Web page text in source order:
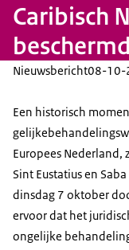
Caribisch
Nieuwsbericht08-10-
Een historisch
Europees
Sint Eustatius en
dinsdag 7 oktober
ervoor dat het
ongelijke